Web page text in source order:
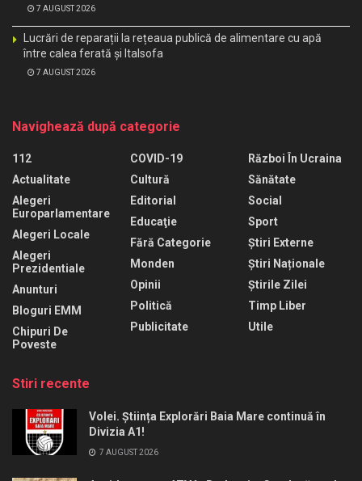
7 AUGUST 2026
Lucrări de reparații la rețeaua publică de alimentare cu apă
între calea ferată și Italsofa
7 AUGUST 2026
Navighează după categorie
112
Actualitate
Alegeri
Europarlamentare
Alegeri Locale
Alegeri
Prezidentiale
Anunturi
Bloguri EMM
Chipuri De
Poveste
COVID-19
Cultură
Editorial
Educaţie
Fără Categorie
Monden
Opinii
Politică
Publicitate
Război În Ucraina
Sănătate
Social
Sport
Știri Externe
Știri Naționale
Știrile Zilei
Timp Liber
Utile
Stiri recente
Volei. Știința Explorări Baia Mare continuă în
Divizia A1!
7 AUGUST 2026